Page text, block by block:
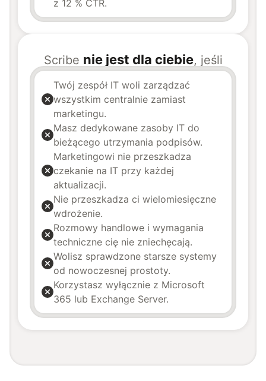
z 12 % CTR.
Scribe nie jest dla ciebie, jeśli
Twój zespół IT woli zarządzać
wszystkim centralnie zamiast
marketingu.
Masz dedykowane zasoby IT do
bieżącego utrzymania podpisów.
Marketingowi nie przeszkadza
czekanie na IT przy każdej
aktualizacji.
Nie przeszkadza ci wielomiesięczne
wdrożenie.
Rozmowy handlowe i wymagania
techniczne cię nie zniechęcają.
Wolisz sprawdzone starsze systemy
od nowoczesnej prostoty.
Korzystasz wyłącznie z Microsoft
365 lub Exchange Server.